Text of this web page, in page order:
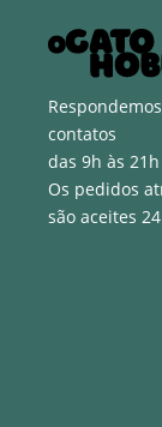
contatos
das 9h às 21h
Os pedidos
são aceites